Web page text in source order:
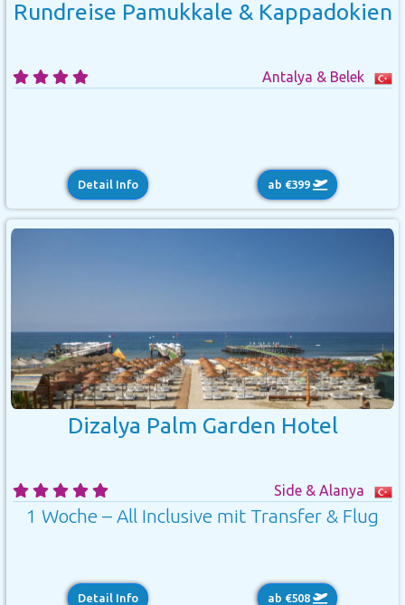
Rundreise Pamukkale & Kappadokien
Antalya & Belek
Detail Info ab €399
Dizalya Palm Garden Hotel
Side & Alanya
1 Woche – All Inclusive mit Transfer & Flug
Detail Info ab €508